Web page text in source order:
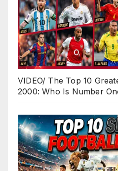
VIDEO/ The Top 10
2000: Who Is Number